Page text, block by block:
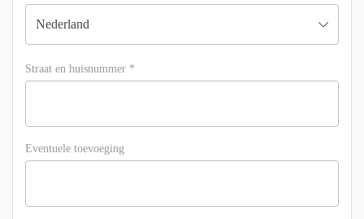
Nederland
Straat en huisnummer *
Eventuele toevoeging